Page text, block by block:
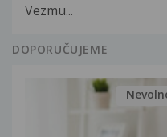
Vezmu...
DOPORUČUJEME